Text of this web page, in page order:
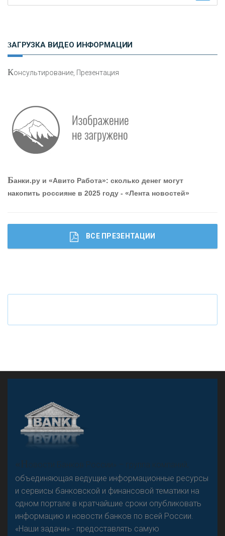
привлечь и удержать персонал - «Интервью»
Резкого разворота на рынке автокредитов не
предвидится - «Интервью»
Что будет с наличными деньгами при цифровом
ЗАГРУЗКА ВИДЕО ИНФОРМАЦИИ
Консультирование, Презентация
Банки.ру и «Авито Работа»: сколько денег могут
накопить россияне в 2025 году - «Лента новостей»
ВСЕ ПРЕЗЕНТАЦИИ
«Н
овости Банков России» – группа компаний,
объединяющая ведущие информационные ресурсы
и сервисы банковской и финансовой тематики на
одном портале в кратчайшие сроки опубликовать
информацию и новости банков по всей России.
«Наши задачи» - предоставлять самую